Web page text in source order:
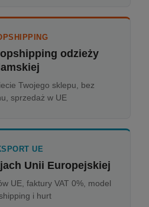
odzieży
Twojego sklepu, bez
sprzedaż w UE
UE
Unii Europejskiej
UE, faktury VAT 0%, model
i hurt